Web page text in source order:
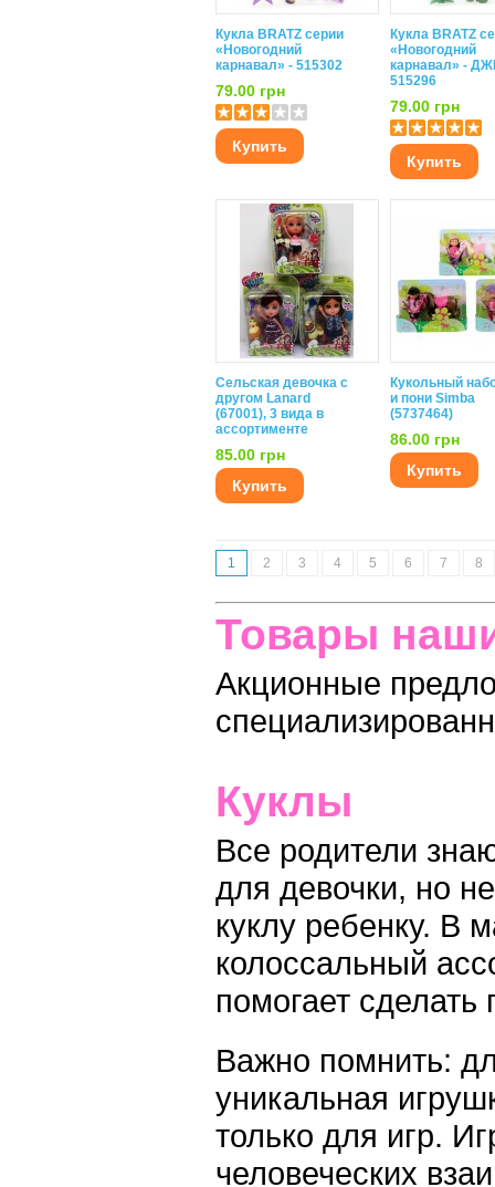
Кукла BRATZ серии
«Новогодний
карнавал» - 515302
79.00 грн
Купить
Кукла BRATZ
«Новогодний
карнавал» -
515296
79.00 грн
Купить
Сельская девочка с
другом Lanard
(67001), 3 вида в
ассортименте
85.00 грн
Купить
Кукольный
и пони Simba
(5737464)
86.00 грн
Купить
1 2 3 4 5 6 7 8
Товары
Акционные
Куклы
Все родители
для девочки, но
куклу ребенку. В
колоссальный
помогает
Важно помнить:
уникальная
только для игр.
человеческих